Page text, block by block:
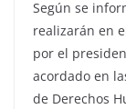
Según se
realizarán en
por el
acordado en
de Derechos